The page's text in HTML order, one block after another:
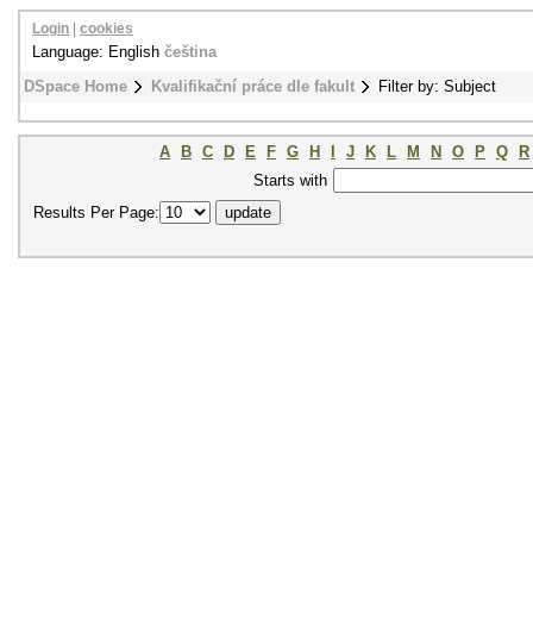
DSpace Home Kvalifikační práce dle fakult Filter by: Subject
Login cookies
Language: English čeština
A B C D E F G H J K L M N O P Q
R
Starts with
Results Per Page: